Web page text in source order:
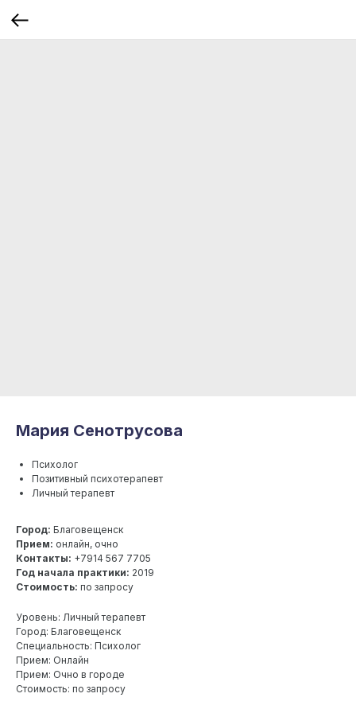
Мария Сенотрусова
Психолог
Позитивный психотерапевт
Личный терапевт
Город: Благовещенск
Прием: онлайн, очно
Контакты: +7914 567 7705
Год начала практики: 2019
Стоимость: по запросу
Уровень: Личный терапевт
Город: Благовещенск
Специальность: Психолог
Прием: Онлайн
Прием: Очно в городе
Стоимость: по запросу